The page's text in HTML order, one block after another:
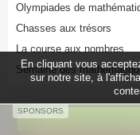
Olympiades de
Chasses aux trésors
La course aux nombres
Semaine des
SPONSORS
En cliquant vous
sur notre site, à